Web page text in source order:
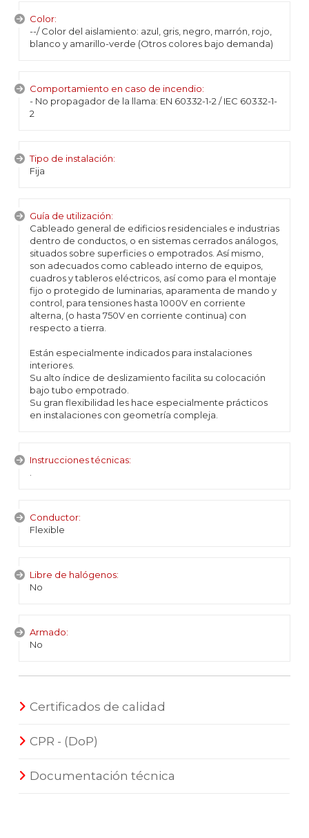
Color:
--/ Color del aislamiento: azul, gris, negro, marrón, rojo,
blanco y amarillo-verde (Otros colores bajo demanda)
Comportamiento en caso de incendio:
- No propagador de la llama: EN 60332-1-2 / IEC 60332-1-
2
Tipo de instalación:
Fija
Guía de utilización:
Cableado general de edificios residenciales e industrias
dentro de conductos, o en sistemas cerrados análogos,
situados sobre superficies o empotrados. Así mismo,
son adecuados como cableado interno de equipos,
cuadros y tableros eléctricos, así como para el montaje
fijo o protegido de luminarias, aparamenta de mando y
control, para tensiones hasta 1000V en corriente
alterna, (o hasta 750V en corriente continua) con
respecto a tierra.
Están especialmente indicados para instalaciones
interiores.
Su alto índice de deslizamiento facilita su colocación
bajo tubo empotrado.
Su gran flexibilidad les hace especialmente prácticos
en instalaciones con geometría compleja.
Instrucciones técnicas:
Conductor:
Flexible
Libre de halógenos:
No
Armado:
No
Certificados de calidad
CPR - (DoP)
Documentación técnica